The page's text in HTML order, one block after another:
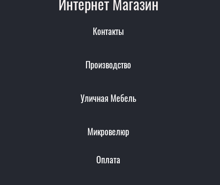
Контакты
Производство
Уличная Мебель
Микровелюр
Оплата